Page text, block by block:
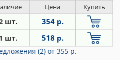
Цена Купить
шт. 354 р.
1 шт. 518 р.
(2) от 355 р.